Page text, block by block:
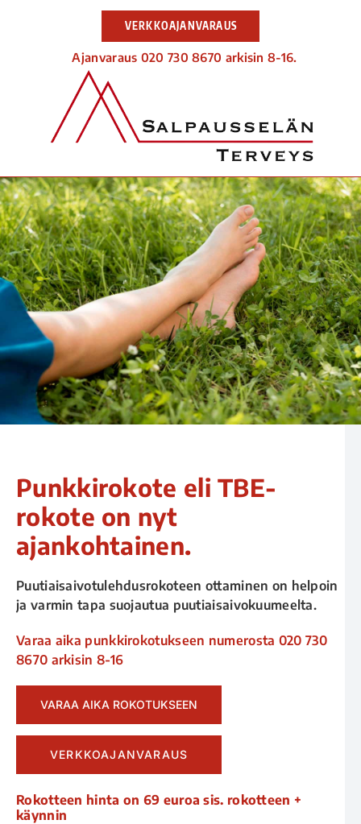
VERKKOAJANVARAUS
Ajanvaraus 020 730 8670 arkisin 8-16.
Punkkirokote eli TBE-
rokote on nyt
ajankohtainen.
Puutiaisaivotulehdusrokoteen ottaminen on helpoin
ja varmin tapa suojautua puutiaisaivokuumeelta.
Varaa aika punkkirokotukseen numerosta 020 730
8670 arkisin 8-16
VARAA AIKA ROKOTUKSEEN
VERKKOAJANVARAUS
Rokotteen hinta on 69 euroa sis. rokotteen +
käynnin